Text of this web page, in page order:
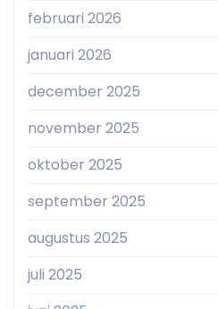
februari 2026
januari 2026
december 2025
november 2025
oktober 2025
september 2025
augustus 2025
juli 2025